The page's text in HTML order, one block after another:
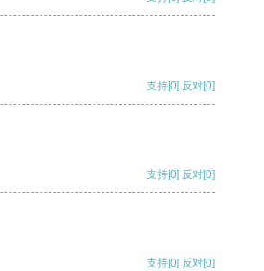
支持[0] 反对[0]
支持[0] 反对[0]
支持[0] 反对[0]